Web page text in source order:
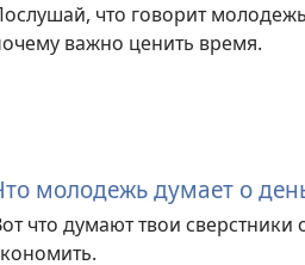
что говорит
важно ценить время.
молодежь думает о
что думают твои сверстники